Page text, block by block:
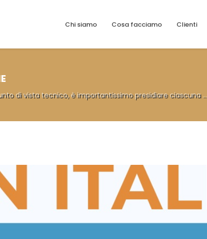
Chi siamo Cosa facciamo Clienti
di vista tecnico, è importantissimo presidiare ciascuna ...